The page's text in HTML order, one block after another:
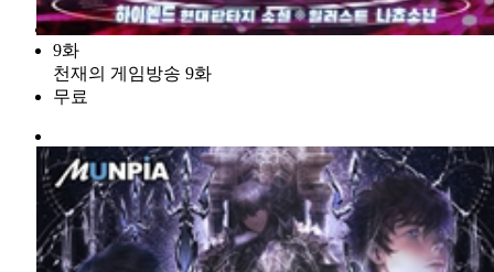
9화
천재의 게임방송 9화
무료